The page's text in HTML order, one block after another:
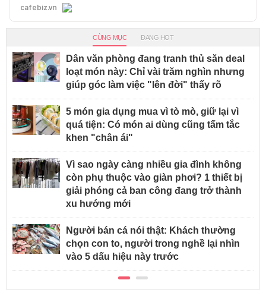
cafebiz.vn
CÙNG MỤC ĐANG HOT
Dân văn phòng đang tranh thủ săn deal
loạt món này: Chỉ vài trăm nghìn nhưng
giúp góc làm việc "lên đời" thấy rõ
5 món gia dụng mua vì tò mò, giữ lại vì
quá tiện: Có món ai dùng cũng tấm tắc
khen "chân ái"
Vì sao ngày càng nhiều gia đình không
còn phụ thuộc vào giàn phơi? 1 thiết bị
giải phóng cả ban công đang trở thành
xu hướng mới
Người bán cá nói thật: Khách thường
chọn con to, người trong nghề lại nhìn
vào 5 dấu hiệu này trước